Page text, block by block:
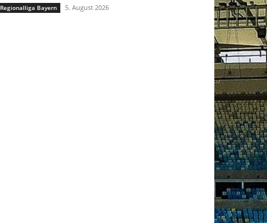
Regionalliga Bayern 5. August 2026